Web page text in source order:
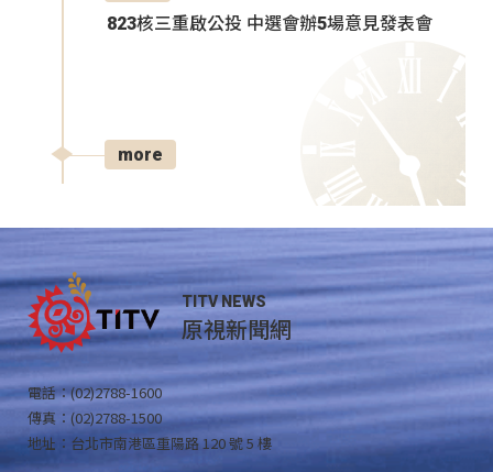
823核三重啟公投 中選會辦5場意見發表會
more
TITV NEWS
原視新聞網
電話：(02)2788-1600
傳真：(02)2788-1500
地址：台北市南港區重陽路 120 號 5 樓